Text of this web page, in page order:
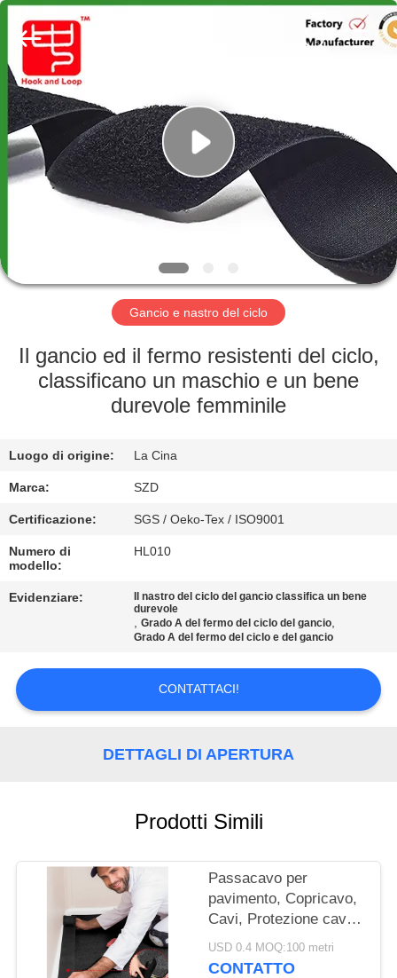
CASA.
PRODOTTI
NOI
DELLA
FABBRICA
DELLA
QUALITÀ
CONTATTACI
NOTIZIE
PREVENTIVO
POLITICA
PRIVACY
Shenzhen
Hook
Ltd.
Rights
Reserved.
Gancio e nastro del ciclo
Il gancio ed il fermo resistenti del ciclo,
classificano un maschio e un bene
durevole femminile
Luogo di origine: La Cina
Marca: SZD
Certificazione: SGS / Oeko-Tex / ISO9001
Numero di
modello:
HL010
Evidenziare:
Il nastro del ciclo del gancio classifica un bene
durevole
,Grado A del fermo del ciclo del gancio,
Grado A del fermo del ciclo e del gancio
CONTATTACI!
DETTAGLI DI APERTURA
Prodotti Simili
Passacavo per
pavimento, Copricavo,
Cavi, Protezione cavi,
Gestione cavi, Solo per
moquette per uffici
USD 0.4 MOQ:100 metri
CONTATTO